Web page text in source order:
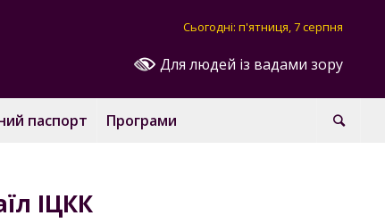
Для людей із вадами зору
Сьогодні: п'ятниця, 7 серпня
паспорт Програми
ІЦКК